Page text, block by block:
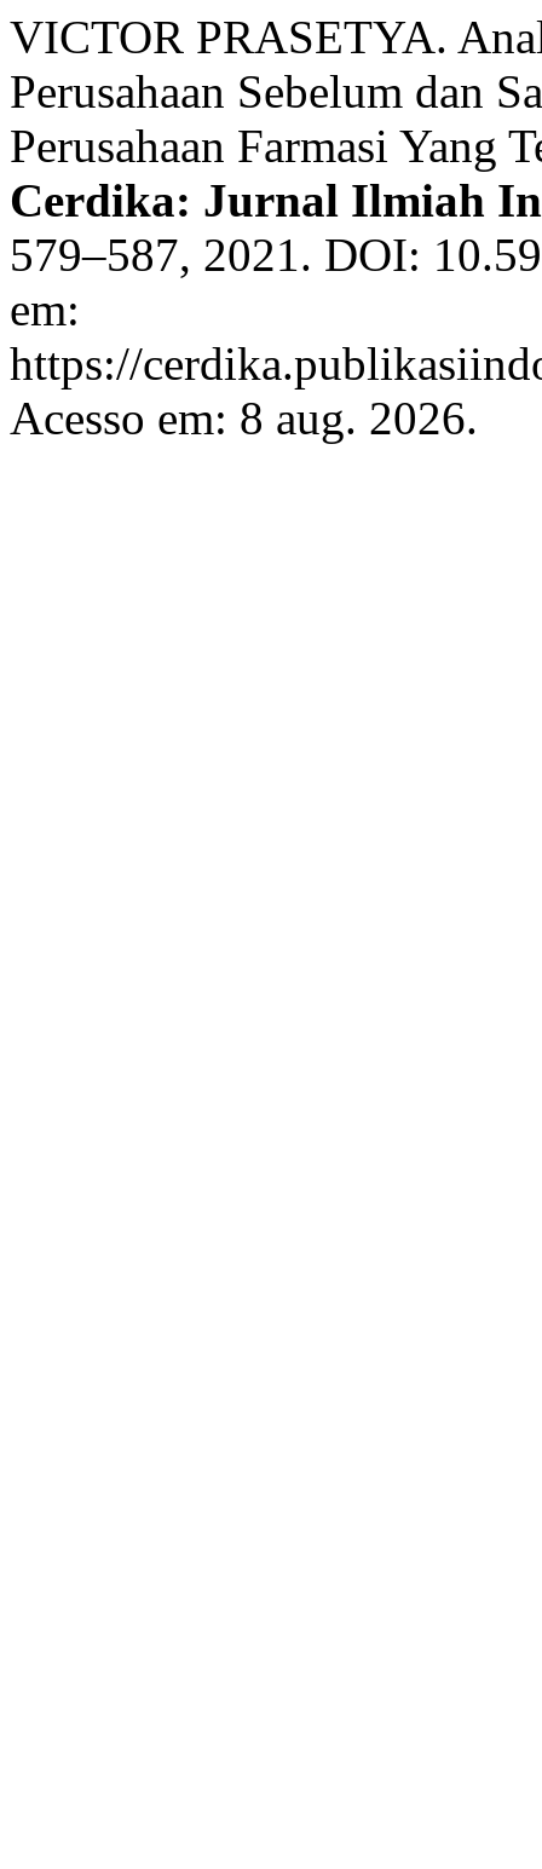
VICTOR PRASETYA.
Perusahaan Sebelum dan
Perusahaan Farmasi Yang
Cerdika: Jurnal Ilmiah
579–587, 2021. DOI:
em:
https://
Acesso em: 8 aug. 2026.